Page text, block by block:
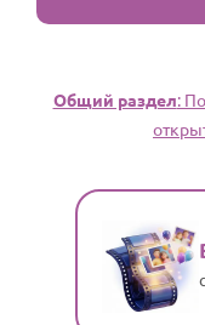
Общий раздел: